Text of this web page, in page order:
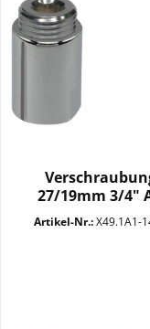
27/19mm 3/4"
SW14+29 MC
Artikel-Nr.:X49.1A1-